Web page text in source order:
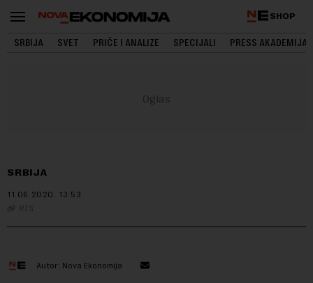
SHOP
SRBIJA SVET PRIČE I ANALIZE SPECIJALI PRESS AKADEMIJA
SRBIJA
11.06.2020. 13:53
RTS
Autor: Nova Ekonomija